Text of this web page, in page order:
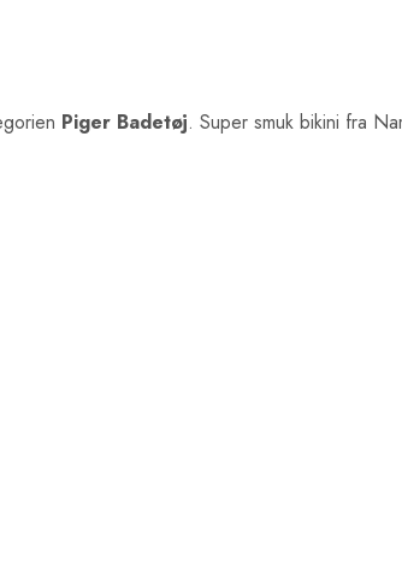
Piger Badetøj. Super smuk bikini fra